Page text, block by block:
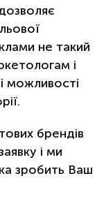
не такий
і
можливості
брендів
і ми
зробить Ваш